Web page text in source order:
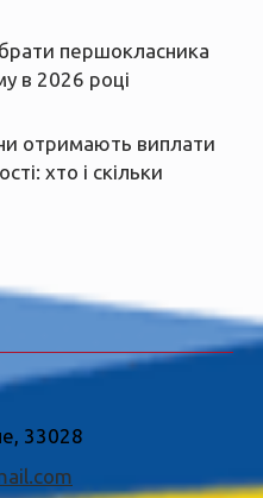
першокласника
в 2026 році
отримають виплати
хто і скільки
33028